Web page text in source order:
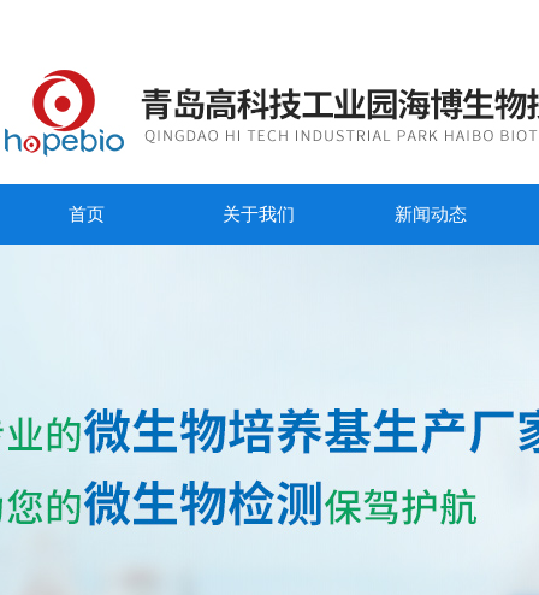
首页 关于我们 新闻动态